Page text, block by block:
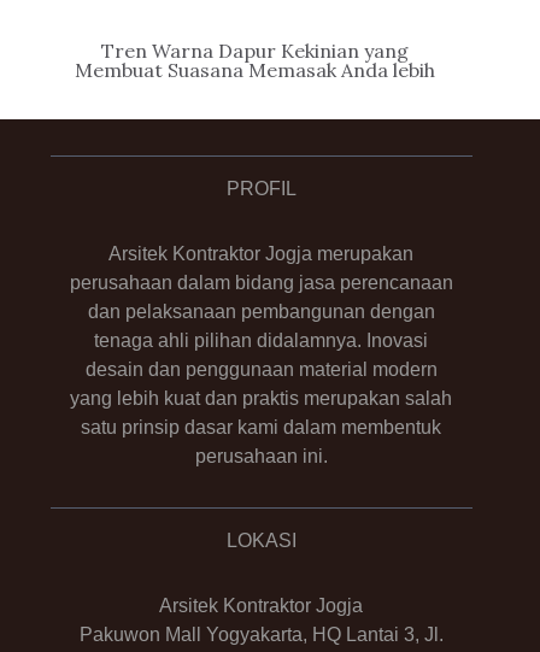
Tren Warna Dapur Kekinian yang
Membuat Suasana Memasak Anda lebih
PROFIL
Arsitek Kontraktor Jogja merupakan
perusahaan dalam bidang jasa perencanaan
dan pelaksanaan pembangunan dengan
tenaga ahli pilihan didalamnya. Inovasi
desain dan penggunaan material modern
yang lebih kuat dan praktis merupakan salah
satu prinsip dasar kami dalam membentuk
perusahaan ini.
LOKASI
Arsitek Kontraktor Jogja
Pakuwon Mall Yogyakarta, HQ Lantai 3, Jl.